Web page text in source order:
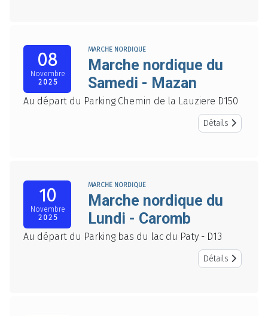
08
Novembre
2025
MARCHE NORDIQUE
Marche nordique du
Samedi - Mazan
Au départ du Parking Chemin de la Lauziere D150
Détails
10
Novembre
2025
MARCHE NORDIQUE
Marche nordique du
Lundi - Caromb
Au départ du Parking bas du lac du Paty - D13
Détails